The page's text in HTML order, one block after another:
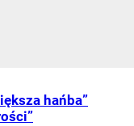
hańba”